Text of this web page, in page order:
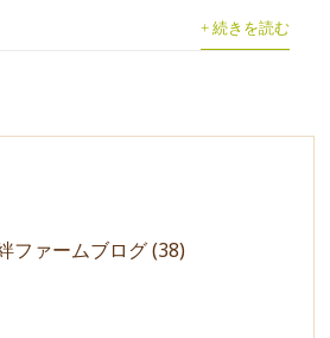
+ 続きを読む
ファームブログ(38)